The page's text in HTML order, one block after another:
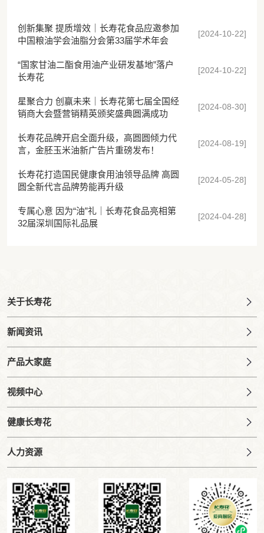
创新集聚 提质增效｜长寿花食品应邀参加
中国粮油学会油脂分会第33届学术年会
[2024-10-22]
“国家甘油二酯食用油产业研发基地”落户
长寿花
[2024-10-22]
星聚合力 创赢未来｜长寿花第七届全国经
销商大会暨营销精英颁奖盛典圆满成功
[2024-08-30]
长寿花品牌开启全面升级，高圆圆倾力代
言，金胚玉米油新广告片重磅发布！
[2024-08-19]
长寿花打造国民健康食用油领导品牌 高圆
圆全新代言品牌势能再升级
[2024-05-28]
专属心意 因为“油”礼｜长寿花食品亮相第
32届深圳国际礼品展
[2024-04-28]
关于长寿花
新闻资讯
产品大家庭
视频中心
健康长寿花
人力资源